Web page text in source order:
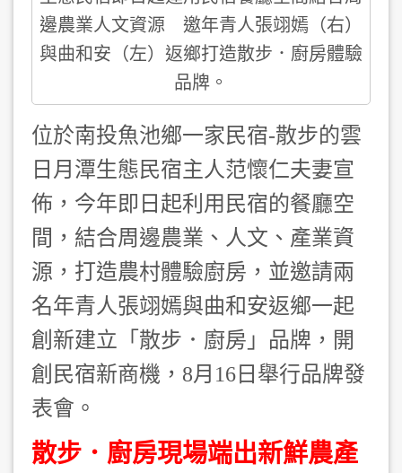
邊農業人文資源 邀年青人張翊嫣（右）
與曲和安（左）返鄉打造散步．廚房體驗
品牌。
位於南投魚池鄉一家民宿-散步的雲
日月潭生態民宿主人范懷仁夫妻宣
佈，今年即日起利用民宿的餐廳空
間，結合周邊農業、人文、產業資
源，打造農村體驗廚房，並邀請兩
名年青人張翊嫣與曲和安返鄉一起
創新建立「散步．廚房」品牌，開
創民宿新商機，8月16日舉行品牌發
表會。
散步．廚房現場端出新鮮農產